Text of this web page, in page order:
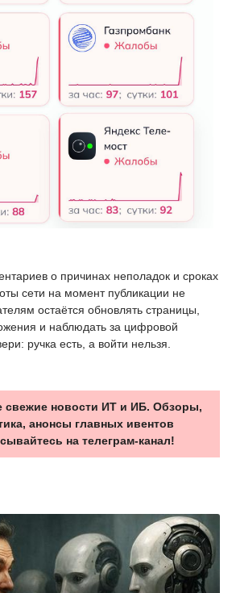
о причинах неполадок и сроках
сети на момент публикации не
остаётся обновлять страницы,
и наблюдать за цифровой
ручка есть, а войти нельзя.
свежие новости ИТ и ИБ. Обзоры,
анонсы главных ивентов
на телеграм-канал!